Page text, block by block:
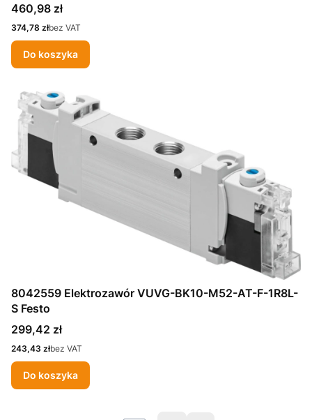
Cena
460,98 zł
Cena
374,78 złbez VAT
Do koszyka
8042559 Elektrozawór VUVG-BK10-M52-AT-F-1R8L-
S Festo
Cena
299,42 zł
Cena
243,43 złbez VAT
Do koszyka